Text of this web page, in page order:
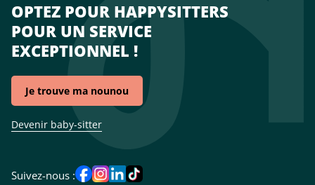
OPTEZ POUR HAPPYSITTERS
POUR UN SERVICE
EXCEPTIONNEL !
Je trouve ma nounou
Devenir baby-sitter
Suivez-nous :